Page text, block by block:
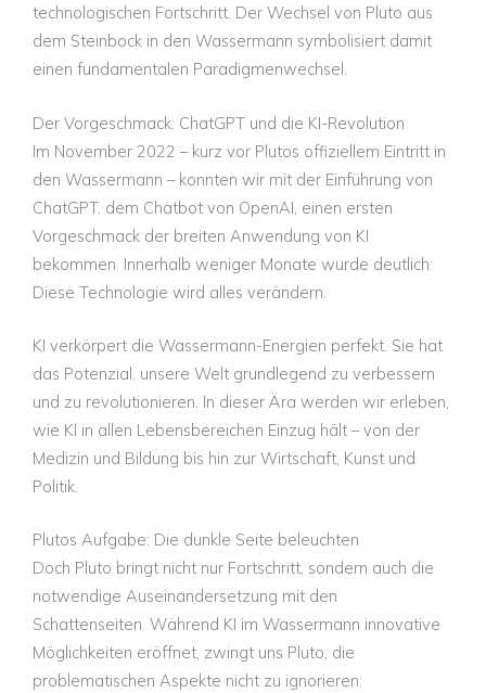
technologischen Fortschritt. Der Wechsel von Pluto aus
dem Steinbock in den Wassermann symbolisiert damit
einen fundamentalen Paradigmenwechsel.
Der Vorgeschmack: ChatGPT und die KI-Revolution
Im November 2022 – kurz vor Plutos offiziellem Eintritt in
den Wassermann – konnten wir mit der Einführung von
ChatGPT, dem Chatbot von OpenAI, einen ersten
Vorgeschmack der breiten Anwendung von KI
bekommen. Innerhalb weniger Monate wurde deutlich:
Diese Technologie wird alles verändern.
KI verkörpert die Wassermann-Energien perfekt. Sie hat
das Potenzial, unsere Welt grundlegend zu verbessern
und zu revolutionieren. In dieser Ära werden wir erleben,
wie KI in allen Lebensbereichen Einzug hält – von der
Medizin und Bildung bis hin zur Wirtschaft, Kunst und
Politik.
Plutos Aufgabe: Die dunkle Seite beleuchten
Doch Pluto bringt nicht nur Fortschritt, sondern auch die
notwendige Auseinandersetzung mit den
Schattenseiten. Während KI im Wassermann innovative
Möglichkeiten eröffnet, zwingt uns Pluto, die
problematischen Aspekte nicht zu ignorieren: